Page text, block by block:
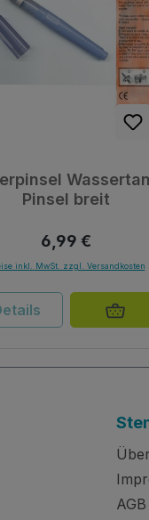
Pinsel breit
Regulärer Preis:
6,99 €
inkl. MwSt. zzgl. Versandkosten
AGB